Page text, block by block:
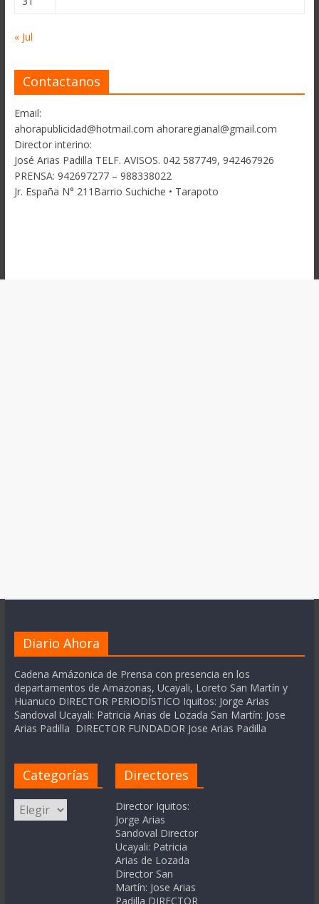
« Jul
Contactanos
Email:
ahorapublicidad@hotmail.com ahoraregianal@gmail.com
Director interino:
José Arias Padilla TELF. AVISOS. 042 587749, 942467926
PRENSA: 942697277 – 988338022
Jr. España N° 211Barrio Suchiche • Tarapoto
Diario Ahora
Cadena Amázonica de Prensa con presencia en los
departamentos de Amazonas, Ucayali, Loreto San Martín y
Huanuco DIRECTOR PERIODÍSTICO Iquitos: Jorge Arias
Sandoval Ucayali: Patricia Arias de Lozada San Martín: Jose
Arias Padilla DIRECTOR FUNDADOR Jose Arias Padilla
Categorías
Categorías
Directores
Director Iquitos:
Jorge Arias
Sandoval Director
Ucayali: Patricia
Arias de Lozada
Director San
Martín: Jose Arias
Padilla DIRECTOR